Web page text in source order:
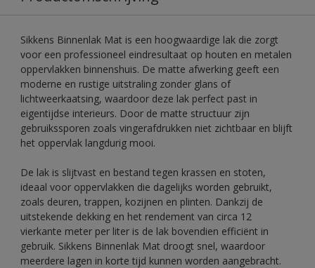
Sikkens Binnenlak Mat is een hoogwaardige lak die zorgt
voor een professioneel eindresultaat op houten en metalen
oppervlakken binnenshuis. De matte afwerking geeft een
moderne en rustige uitstraling zonder glans of
lichtweerkaatsing, waardoor deze lak perfect past in
eigentijdse interieurs. Door de matte structuur zijn
gebruikssporen zoals vingerafdrukken niet zichtbaar en blijft
het oppervlak langdurig mooi.
De lak is slijtvast en bestand tegen krassen en stoten,
ideaal voor oppervlakken die dagelijks worden gebruikt,
zoals deuren, trappen, kozijnen en plinten. Dankzij de
uitstekende dekking en het rendement van circa 12
vierkante meter per liter is de lak bovendien efficiënt in
gebruik. Sikkens Binnenlak Mat droogt snel, waardoor
meerdere lagen in korte tijd kunnen worden aangebracht.